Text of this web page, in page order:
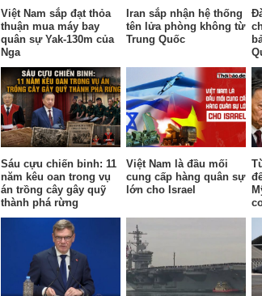
Việt Nam sắp đạt thỏa
thuận mua máy bay
quân sự Yak-130m của
Nga
Iran sắp nhận hệ thống
tên lửa phòng không từ
Trung Quốc
Sáu cựu chiến binh: 11
năm kêu oan trong vụ
án trồng cây gây quỹ
thành phá rừng
Việt Nam là đầu mối
cung cấp hàng quân sự
lớn cho Israel